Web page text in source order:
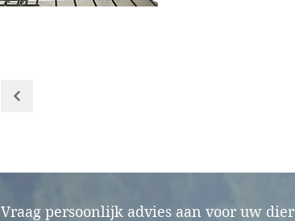
Vraag persoonlijk advies aan voor uw dier